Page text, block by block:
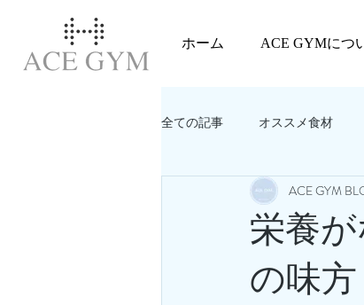
ホーム ACE GYMにつ
全ての記事 オススメ食材
教えてACEGYM‼️ 美容
栄養
の味
ACE GYM